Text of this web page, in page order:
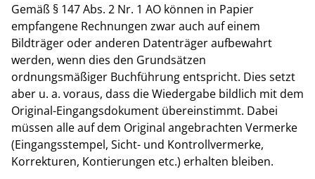
Gemäß § 147 Abs. 2 Nr. 1 AO können in Papier
empfangene Rechnungen zwar auch auf einem
Bildträger oder anderen Datenträger aufbewahrt
werden, wenn dies den Grundsätzen
ordnungsmäßiger Buchführung entspricht. Dies setzt
aber u. a. voraus, dass die Wiedergabe bildlich mit dem
Original-Eingangsdokument übereinstimmt. Dabei
müssen alle auf dem Original angebrachten Vermerke
(Eingangsstempel, Sicht- und Kontrollvermerke,
Korrekturen, Kontierungen etc.) erhalten bleiben.